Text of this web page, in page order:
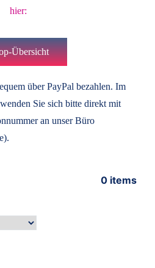
hier:
Übersicht
über PayPal bezahlen. Im
Sie sich bitte direkt mit
an unser Büro
0 items